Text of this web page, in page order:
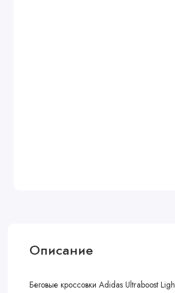
Описание
Беговые кроссовки Adidas Ultraboost